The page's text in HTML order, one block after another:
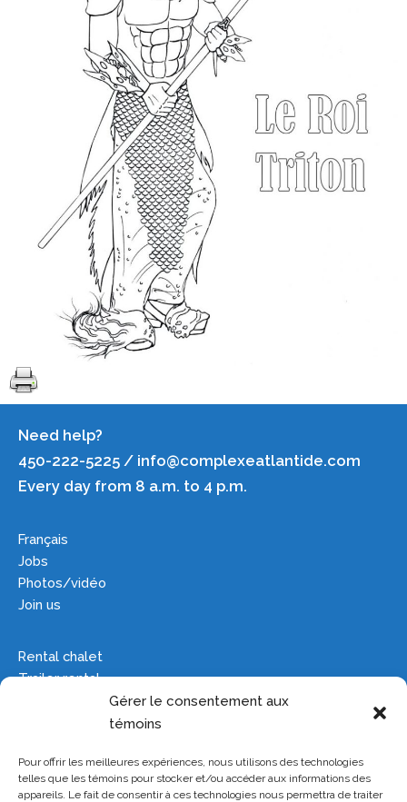
Gérer le consentement aux
témoins
Pour offrir les meilleures expériences, nous utilisons des technologies
telles que les témoins pour stocker et/ou accéder aux informations des
appareils. Le fait de consentir à ces technologies nous permettra de traiter
Need help?
450-222-5225 / info@complexeatlantide.com
Every day from 8 a.m. to 4 p.m.
Français
Jobs
Photos/vidéo
Join us
Rental chalet
Trailer rental
Site plan
Haunted house